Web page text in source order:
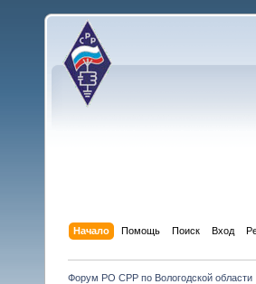
Начало Помощь Поиск Вход
Форум РО СРР по Вологодской области